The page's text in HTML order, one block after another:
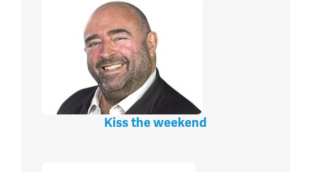
Kiss the weekend